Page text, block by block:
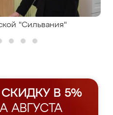
"Сильвания"
В 5%
АВГУСТА